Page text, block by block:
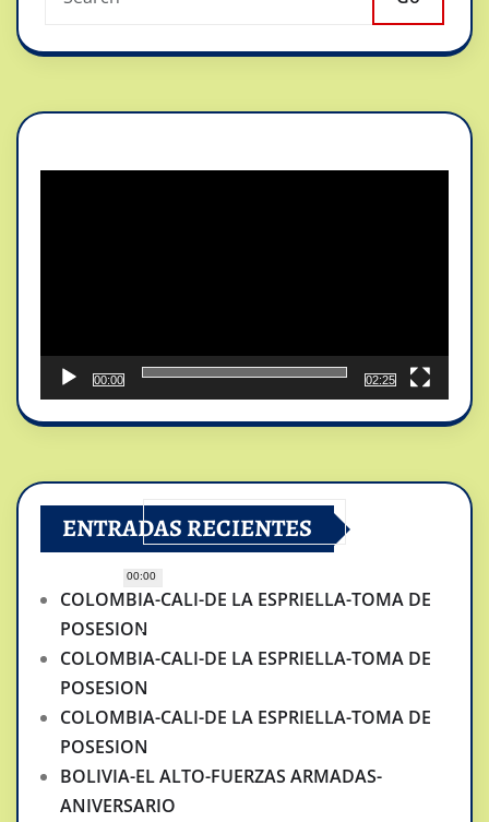
00:00
00:00
02:25
ENTRADAS RECIENTES
COLOMBIA-CALI-DE LA ESPRIELLA-TOMA DE
POSESION
COLOMBIA-CALI-DE LA ESPRIELLA-TOMA DE
POSESION
COLOMBIA-CALI-DE LA ESPRIELLA-TOMA DE
POSESION
BOLIVIA-EL ALTO-FUERZAS ARMADAS-
ANIVERSARIO